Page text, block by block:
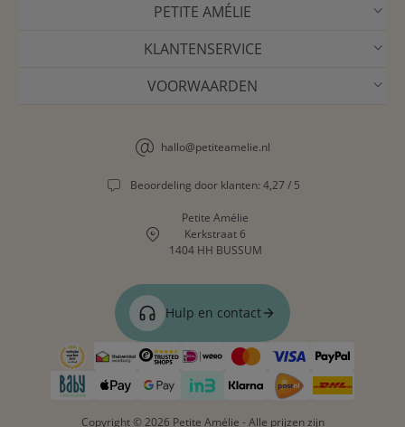
PETITE AMÉLIE
KLANTENSERVICE
VOORWAARDEN
hallo@petiteamelie.nl
Beoordeling door klanten: 4,27 / 5
Petite Amélie
Kerkstraat 6
1404 HH BUSSUM
Hulp en contact
Copyright © 2026 Petite Amélie - Alle prijzen zijn